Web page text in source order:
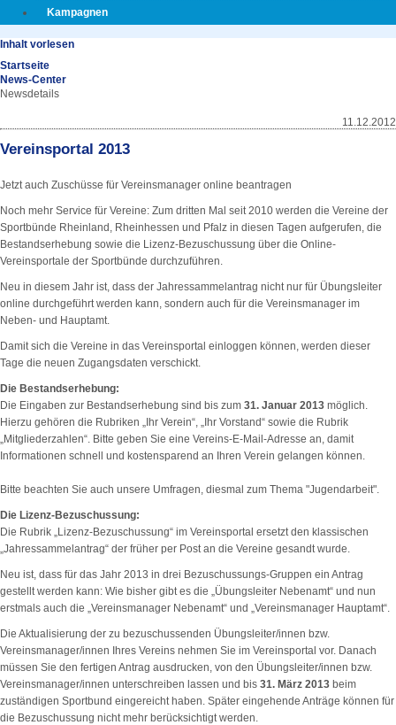
Kampagnen
Inhalt vorlesen
Startseite
News-Center
Newsdetails
11.12.2012
Vereinsportal 2013
Jetzt auch Zuschüsse für Vereinsmanager online beantragen
Noch mehr Service für Vereine: Zum dritten Mal seit 2010 werden die Vereine der
Sportbünde Rheinland, Rheinhessen und Pfalz in diesen Tagen aufgerufen, die
Bestandserhebung sowie die Lizenz-Bezuschussung über die Online-
Vereinsportale der Sportbünde durchzuführen.
Neu in diesem Jahr ist, dass der Jahressammelantrag nicht nur für Übungsleiter
online durchgeführt werden kann, sondern auch für die Vereinsmanager im
Neben- und Hauptamt.
Damit sich die Vereine in das Vereinsportal einloggen können, werden dieser
Tage die neuen Zugangsdaten verschickt.
Die Bestandserhebung:
Die Eingaben zur Bestandserhebung sind bis zum 31. Januar 2013 möglich.
Hierzu gehören die Rubriken „Ihr Verein“, „Ihr Vorstand“ sowie die Rubrik
„Mitgliederzahlen“. Bitte geben Sie eine Vereins-E-Mail-Adresse an, damit
Informationen schnell und kostensparend an Ihren Verein gelangen können.
Bitte beachten Sie auch unsere Umfragen, diesmal zum Thema "Jugendarbeit".
Die Lizenz-Bezuschussung:
Die Rubrik „Lizenz-Bezuschussung“ im Vereinsportal ersetzt den klassischen
„Jahressammelantrag“ der früher per Post an die Vereine gesandt wurde.
Neu ist, dass für das Jahr 2013 in drei Bezuschussungs-Gruppen ein Antrag
gestellt werden kann: Wie bisher gibt es die „Übungsleiter Nebenamt“ und nun
erstmals auch die „Vereinsmanager Nebenamt“ und „Vereinsmanager Hauptamt“.
Die Aktualisierung der zu bezuschussenden Übungsleiter/innen bzw.
Vereinsmanager/innen Ihres Vereins nehmen Sie im Vereinsportal vor. Danach
müssen Sie den fertigen Antrag ausdrucken, von den Übungsleiter/innen bzw.
Vereinsmanager/innen unterschreiben lassen und bis 31. März 2013 beim
zuständigen Sportbund eingereicht haben. Später eingehende Anträge können für
die Bezuschussung nicht mehr berücksichtigt werden.